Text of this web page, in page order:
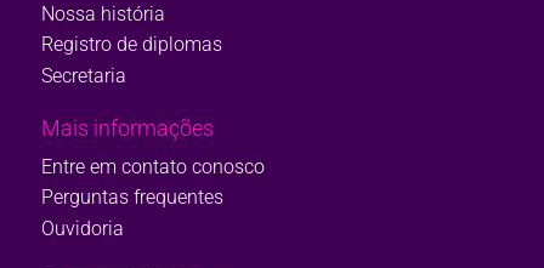
Nossa história
Registro de diplomas
Secretaria
Mais informações
Entre em contato conosco
Perguntas frequentes
Ouvidoria